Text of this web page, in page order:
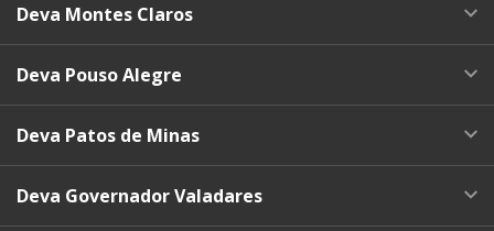
Deva Montes Claros
Deva Pouso Alegre
Deva Patos de Minas
Deva Governador Valadares